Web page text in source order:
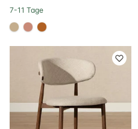
7-11 Tage
#c4ad8d
#c98a78
#b06023